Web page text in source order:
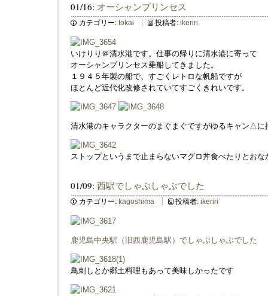
01/16: オーシャンプリンセス
カテゴリー: tokai 投稿者: ikeriri
いけりり＠清水港です。仕事の帰りに清水港に寄って
オーシャンプリンセス乗船してきました。
１９４５年製の船で、すごくレトロな帆船ですが
ほとんど近代化改修されていてすごくきれいです。
清水港のキャラクターのまぐまぐですがゆるキャン△に
ストップというまで止まらないマグロ丼食べたりとおな
01/09: 西駅でしゃぶしゃぶでした
カテゴリー: kagoshima 投稿者: ikeriri
鹿児島中央駅（旧西鹿児島駅）でしゃぶしゃぶでした
鳥刺しとか郷土料理もあって美味しかったです